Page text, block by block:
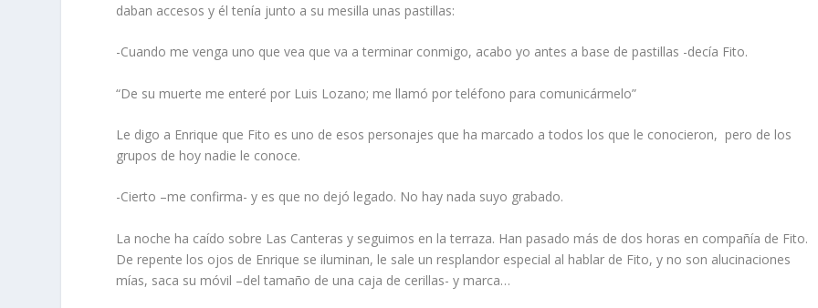
daban accesos y él tenía junto a su mesilla unas pastillas:
-Cuando me venga uno que vea que va a terminar conmigo, acabo yo antes a base de pastillas -decía Fito.
“De su muerte me enteré por Luis Lozano; me llamó por teléfono para comunicármelo”
Le digo a Enrique que Fito es uno de esos personajes que ha marcado a todos los que le conocieron, pero de los
grupos de hoy nadie le conoce.
-Cierto –me confirma- y es que no dejó legado. No hay nada suyo grabado.
La noche ha caído sobre Las Canteras y seguimos en la terraza. Han pasado más de dos horas en compañía de Fito.
De repente los ojos de Enrique se iluminan, le sale un resplandor especial al hablar de Fito, y no son alucinaciones
mías, saca su móvil –del tamaño de una caja de cerillas- y marca…